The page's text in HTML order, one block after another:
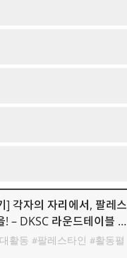
] 각자의 자리에서, 팔레스
! – DKSC 라운드테이블 후
활동 팔레스타인
활동펼